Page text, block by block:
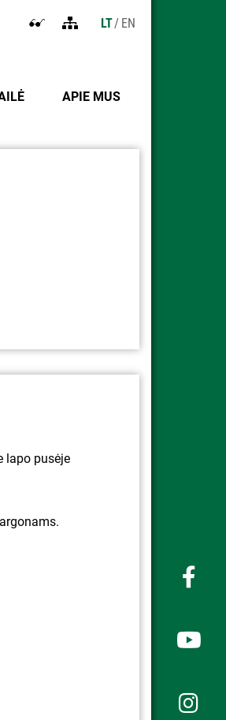
AtidarytiTinklapio
LT EN
APIE MUS
lapo pusėje